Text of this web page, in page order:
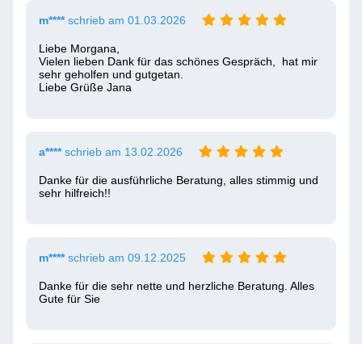
m****schrieb am 01.03.2026
Liebe Morgana,
Vielen lieben Dank für das schönes Gespräch,  hat mir
sehr geholfen und gutgetan.
Liebe Grüße Jana
a****schrieb am 13.02.2026
Danke für die ausführliche Beratung, alles stimmig und
sehr hilfreich!!
m****schrieb am 09.12.2025
Danke für die sehr nette und herzliche Beratung. Alles
Gute für Sie